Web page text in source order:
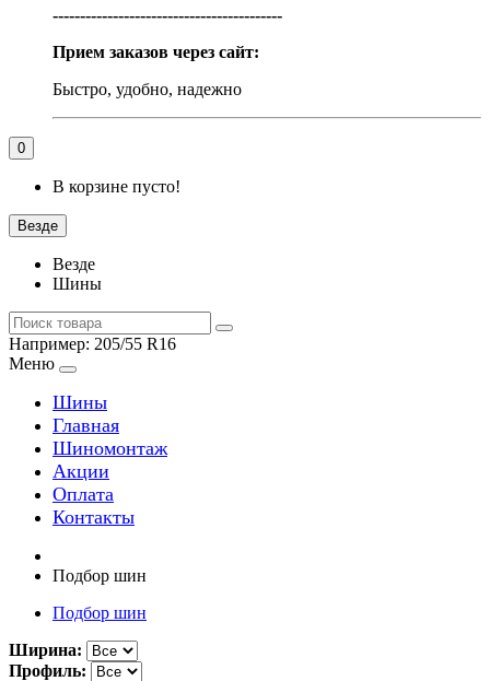
------------------------------------------
Прием заказов через сайт:
Быстро, удобно, надежно
0
В корзине пусто!
Везде
Везде
Шины
Например: 205/55 R16
Меню
Шины
Главная
Шиномонтаж
Акции
Оплата
Контакты
Подбор шин
Подбор шин
Ширина:
Профиль: